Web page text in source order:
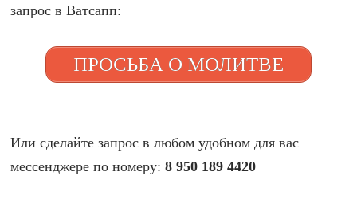
запрос в Ватсапп:
ПРОСЬБА О МОЛИТВЕ
Или сделайте запрос в любом удобном для вас
мессенджере по номеру:8 950 189 4420